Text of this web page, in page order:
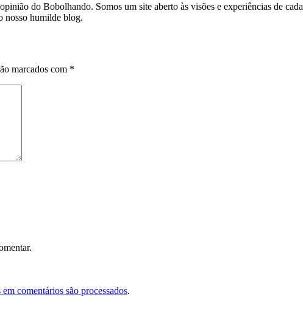
do Bobolhando. Somos um site aberto às visões e experiências de
nosso humilde blog.
marcados com *
comentários são processados.